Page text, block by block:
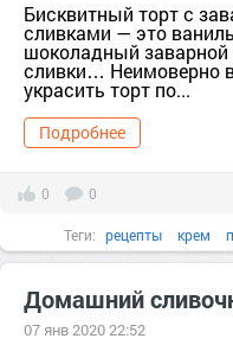
Бисквитный торт с
сливками — это
шоколадный
сливки… Неимоверно
украсить торт по...
Подробнее
0 0
Теги: рецепты крем
Домашний
07 янв 2020 22:52